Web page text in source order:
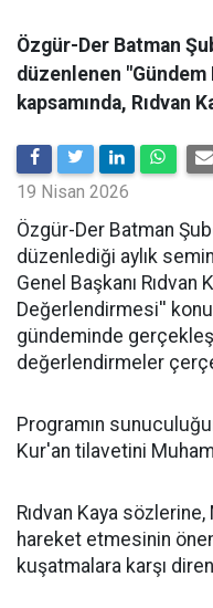
Özgür-Der Batman
düzenlenen
kapsamında, Rıdvan
19 Nisan 2026
​Özgür-Der Batman
düzenlediği aylık
Genel Başkanı Rıdvan
Değerlendirmesi''
gündeminde
değerlendirmeler
Programın
Kur'an tilavetini
Rıdvan Kaya
hareket etmesinin
kuşatmalara karşı